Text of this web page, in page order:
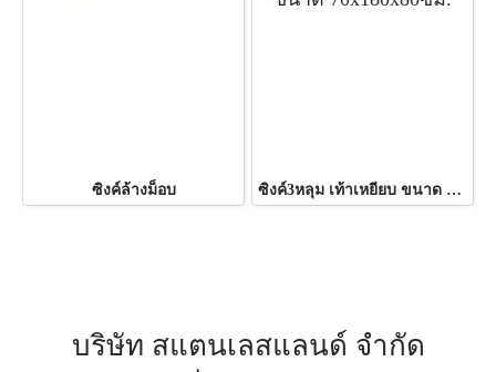
ซิงค์ล้างม็อบ ซิงค์3หลุม เท้าเหยียบ ขนาด 70x180x80ซม.
บริษัท สแตนเลสแลนด์ จำกัด